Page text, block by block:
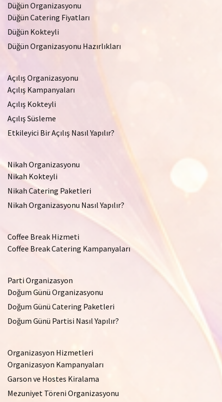
Düğün Organizasyonu
Düğün Catering Fiyatları
Düğün Kokteyli
Düğün Organizasyonu Hazırlıkları
Açılış Organizasyonu
Açılış Kampanyaları
Açılış Kokteyli
Açılış Süsleme
Etkileyici Bir Açılış Nasıl Yapılır?
Nikah Organizasyonu
Nikah Kokteyli
Nikah Catering Paketleri
Nikah Organizasyonu Nasıl Yapılır?
Coffee Break Hizmeti
Coffee Break Catering Kampanyaları
Parti Organizasyon
Doğum Günü Organizasyonu
Doğum Günü Catering Paketleri
Doğum Günü Partisi Nasıl Yapılır?
Organizasyon Hizmetleri
Organizasyon Kampanyaları
Garson ve Hostes Kiralama
Mezuniyet Töreni Organizasyonu